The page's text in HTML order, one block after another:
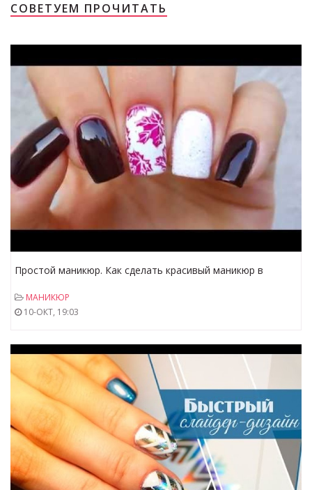
СОВЕТУЕМ ПРОЧИТАТЬ
Простой маникюр. Как сделать красивый маникюр в
МАНИКЮР
10-ОКТ, 19:03